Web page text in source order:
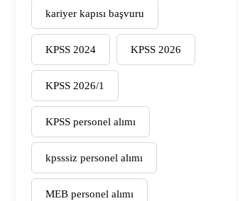
kariyer kapısı başvuru
KPSS 2024 KPSS 2026
KPSS 2026/1
KPSS personel alımı
kpsssiz personel alımı
MEB personel alımı